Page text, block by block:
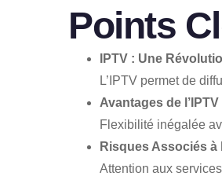
Points
IPTV : Une
L’IPTV permet de
Avantages de l’IPTV
Flexibilité inégalée
Risques Associés à
Attention aux